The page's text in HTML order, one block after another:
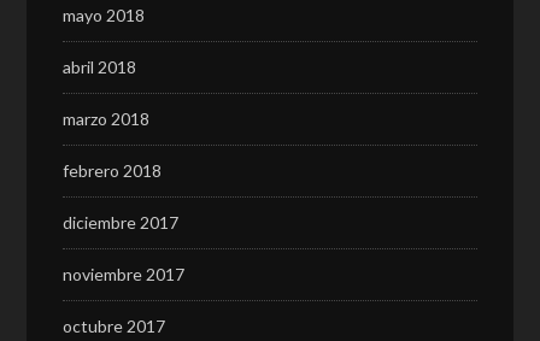
mayo 2018
abril 2018
marzo 2018
febrero 2018
diciembre 2017
noviembre 2017
octubre 2017